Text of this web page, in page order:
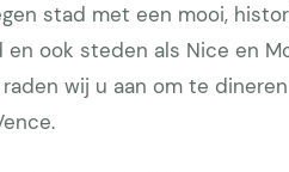
stad met een mooi,
ook steden als Nice en
wij u aan om te